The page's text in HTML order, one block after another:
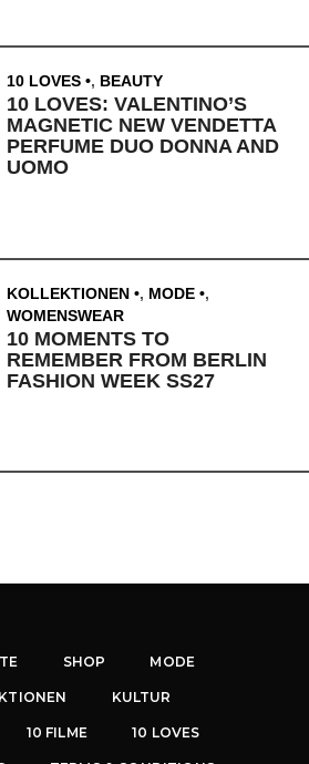
10 LOVES , BEAUTY
10 LOVES: VALENTINO’S
MAGNETIC NEW VENDETTA
PERFUME DUO DONNA AND
UOMO
KOLLEKTIONEN , MODE
,
WOMENSWEAR
10 MOMENTS TO
REMEMBER FROM BERLIN
FASHION WEEK SS27
SHOP MODE
KULTUR
10 FILME 10 LOVES